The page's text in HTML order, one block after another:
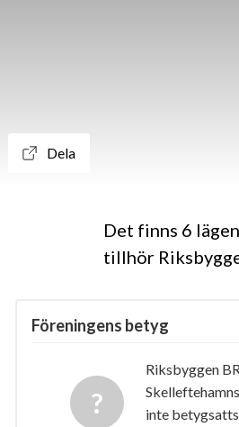
Dela
Det finns 6
tillhör
Föreningens betyg
Riksbyggen
inte